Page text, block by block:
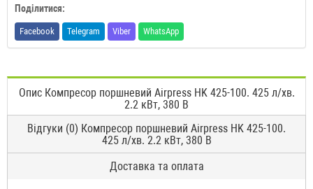
Поділитися:
Facebook Telegram Viber WhatsApp
Опис Компресор поршневий Airpress HK 425-100. 425 л/хв.
2.2 кВт, 380 В
Відгуки (0) Компресор поршневий Airpress HK 425-100.
425 л/хв. 2.2 кВт, 380 В
Доставка та оплата